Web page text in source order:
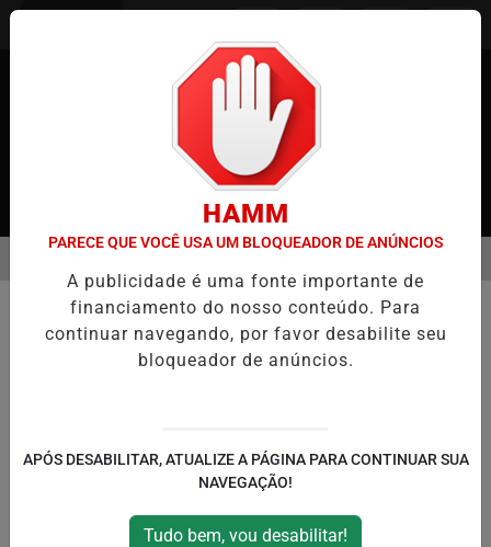
EM ALTA
SAÚDE
HMPV: Novo Surto Viral na China
Gera Preocupações Globais
cientistas
RPJNews
05/01/2025 18:10
HAMM
PARECE QUE VOCÊ USA UM BLOQUEADOR DE ANÚNCIOS
A publicidade é uma fonte importante de
financiamento do nosso conteúdo. Para
continuar navegando, por favor desabilite seu
bloqueador de anúncios.
APÓS DESABILITAR, ATUALIZE A PÁGINA PARA CONTINUAR SUA
NAVEGAÇÃO!
Tudo bem, vou desabilitar!